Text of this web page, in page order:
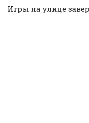
Игры на улице